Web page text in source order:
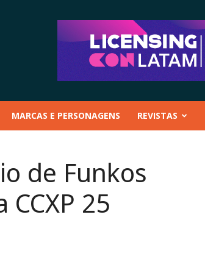
MARCAS E PERSONAGENS REVISTAS
de Funkos
25